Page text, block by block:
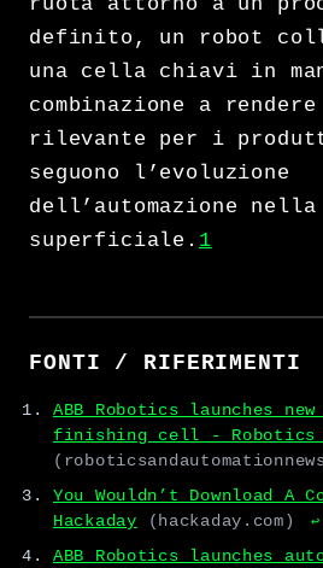
definito, un robot
una cella chiavi in
combinazione a
rilevante per i
seguono l’evoluzione
dell’automazione
superficiale. 1
FONTI / RIFERIMENTI
ABB Robotics launches
finishing cell - Robotics &
You Wouldn’t Download A
Hackaday
(hackaday.com) ↩
ABB Robotics launches